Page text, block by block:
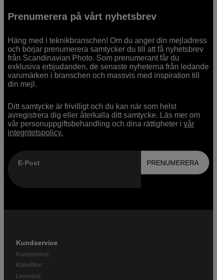
Prenumerera på vårt nyhetsbrev
Häng med i teknikbranschen! Om du anger din mejladress
och börjar prenumerera samtycker du till att få nyhetsbrev
från Scandinavian Photo. Som prenumerant får du
exklusiva erbjudanden, de senaste nyheterna från ledande
varumärken i branschen och massvis med inspiration till
din mejl.
Ditt samtycke är frivilligt och du kan när som helst
avregistrera dig eller återkalla ditt samtycke. Läs mer om
vår personuppgiftsbehandling och dina rättigheter ivår
integritetspolicy.
E-Post PRENUMERERA
Kundservice
Kundservice
Köpvillkor
Leverans